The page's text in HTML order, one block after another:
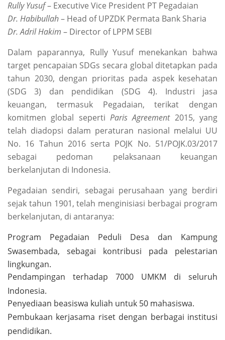
Rully Yusuf– Executive Vice President PT Pegadaian
Dr. Habibullah– Head of UPZDK Permata Bank Sharia
Dr. Adril Hakim – Director of LPPM SEBI
Dalam paparannya, Rully Yusuf menekankan bahwa
target pencapaian SDGs secara global ditetapkan pada
tahun 2030, dengan prioritas pada aspek kesehatan
(SDG 3) dan pendidikan (SDG 4). Industri jasa
keuangan, termasuk Pegadaian, terikat dengan
komitmen global seperti Paris Agreement2015, yang
telah diadopsi dalam peraturan nasional melalui UU
No. 16 Tahun 2016 serta POJK No. 51/POJK.03/2017
sebagai pedoman pelaksanaan keuangan
berkelanjutan di Indonesia.
Pegadaian sendiri, sebagai perusahaan yang berdiri
sejak tahun 1901, telah menginisiasi berbagai program
berkelanjutan, di antaranya:
Program Pegadaian Peduli Desa dan Kampung
Swasembada, sebagai kontribusi pada pelestarian
lingkungan.
Pendampingan terhadap 7000 UMKM di seluruh
Indonesia.
Penyediaan beasiswa kuliah untuk 50 mahasiswa.
Pembukaan kerjasama riset dengan berbagai institusi
pendidikan.